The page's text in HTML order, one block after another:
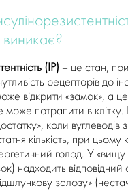
(ІР) – це стан,
рецепторів до
відкрити «замок», а
може потрапити в
коли вуглеводів
кількість, при цьому
голод. У «вищу
надходить відповідний
залозу»